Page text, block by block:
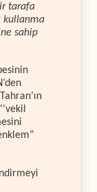
tarafa
kullanma
sahip